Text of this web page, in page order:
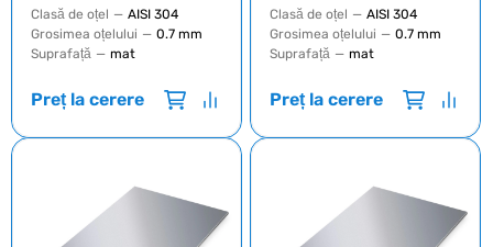
Clasă de oțel — AISI 304
Grosimea oțelului — 0.7 mm
Suprafață — mat
Preț la cerere
Clasă de oțel — AISI 304
Grosimea oțelului — 0.7 mm
Suprafață — mat
Preț la cerere